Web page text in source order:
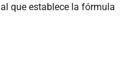
al que establece la fórmula